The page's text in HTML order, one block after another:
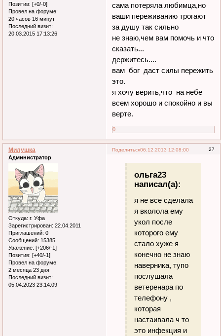
Позитив: [+0/-0]
Провел на форуме:
20 часов 16 минут
Последний визит:
20.03.2015 17:13:26
сама потеряла любимца,но
ваши переживанию трогают
за душу так сильно
не знаю,чем вам помочь и что
сказать...
держитесь....
вам бог даст силы пережить
это.
я хочу верить,что на небе
всем хорошо и спокойно и вы
верте.
0
Поделиться 27
06.12.2013 12:08:00
Милушка
Администратор
Откуда: г. Уфа
Зарегистрирован: 22.04.2011
Приглашений: 0
Сообщений: 15385
Уважение: [+206/-1]
Позитив: [+40/-1]
Провел на форуме:
2 месяца 23 дня
Последний визит:
05.04.2023 23:14:09
ольга23
написал(а):
я не все сделала
я вколола ему
укол после
которого ему
стало хуже я
конечно не знаю
наверника, тупо
послушала
ветеренара по
телефону ,
которая
настаивала ч то
это инфекция и